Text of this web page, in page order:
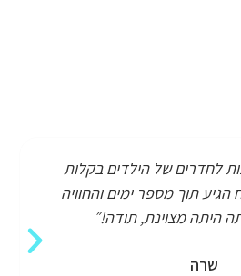
לחדרים של הילדים בקלות
תוך מספר ימים והחוויה
היתה מצוינת, תודה!״
שרה